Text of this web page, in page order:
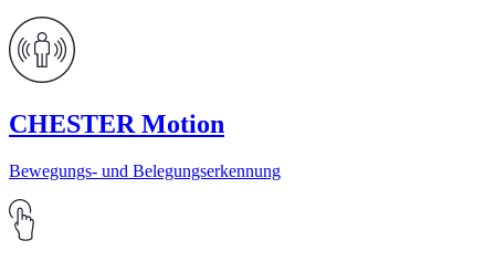
CHESTER Motion
Bewegungs- und Belegungserkennung